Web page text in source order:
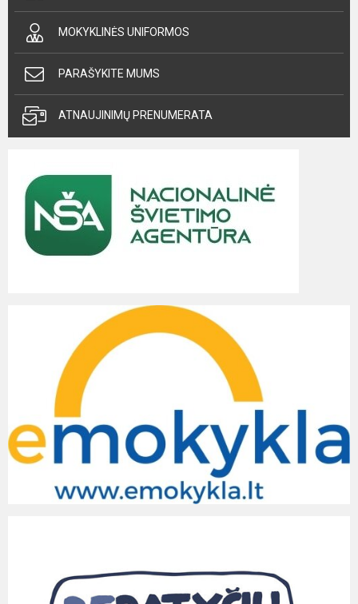
MOKYKLINĖS UNIFORMOS
PARAŠYKITE MUMS
ATNAUJINIMŲ PRENUMERATA